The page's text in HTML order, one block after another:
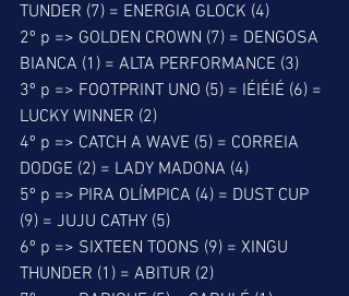
TUNDER (7) = ENERGIA GLOCK (4)
2º p => GOLDEN CROWN (7) = DENGOSA
BIANCA (1) = ALTA PERFORMANCE (3)
3º p => FOOTPRINT UNO (5) = IÉIÉIÉ (6) =
LUCKY WINNER (2)
4º p => CATCH A WAVE (5) = CORREIA
DODGE (2) = LADY MADONA (4)
5º p => PIRA OLÍMPICA (4) = DUST CUP
(9) = JUJU CATHY (5)
6º p => SIXTEEN TOONS (9) = XINGU
THUNDER (1) = ABITUR (2)